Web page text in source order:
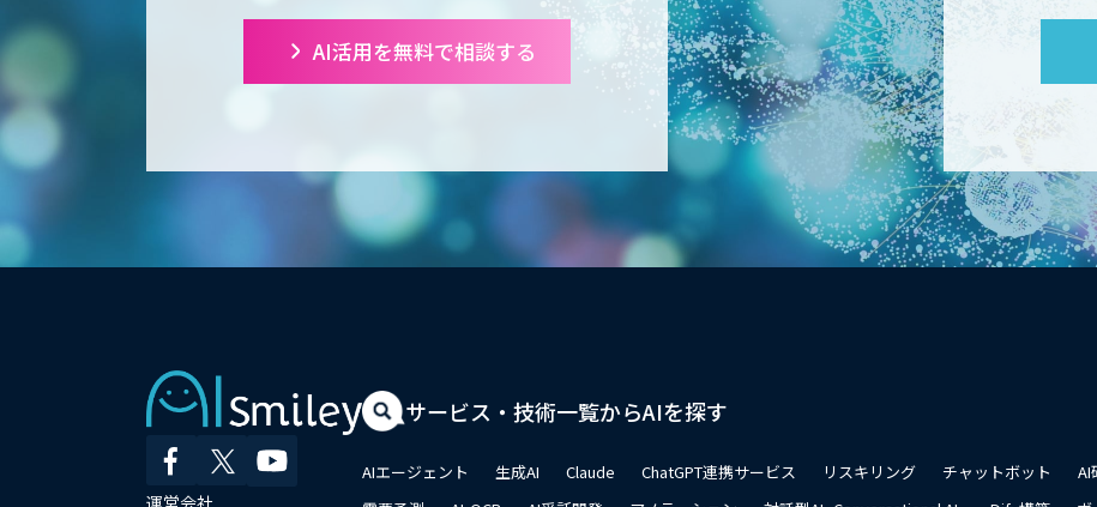
AI活用を無料で相談する
運営会社
サービス・技術一覧からAIを探す
AIエージェント 生成AI Claude ChatGPT連携サービス リスキリング チャットボット AI